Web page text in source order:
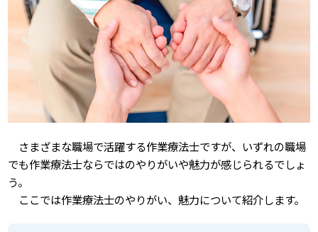
さまざまな職場で活躍する作業療法士ですが、いずれの職場
でも作業療法士ならではのやりがいや魅力が感じられるでしょ
う。
ここでは作業療法士のやりがい、魅力について紹介します。